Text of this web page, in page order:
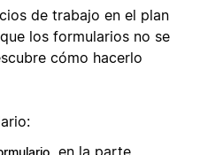
de trabajo en el plan
los formularios no se
cómo hacerlo
en la parte